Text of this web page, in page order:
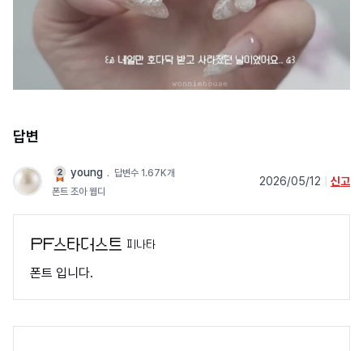
답변
young ﹒ 답변수 1.67K개
폰트 조아 웹디
2026/05/12 신고
피나타
폰트 입니다.